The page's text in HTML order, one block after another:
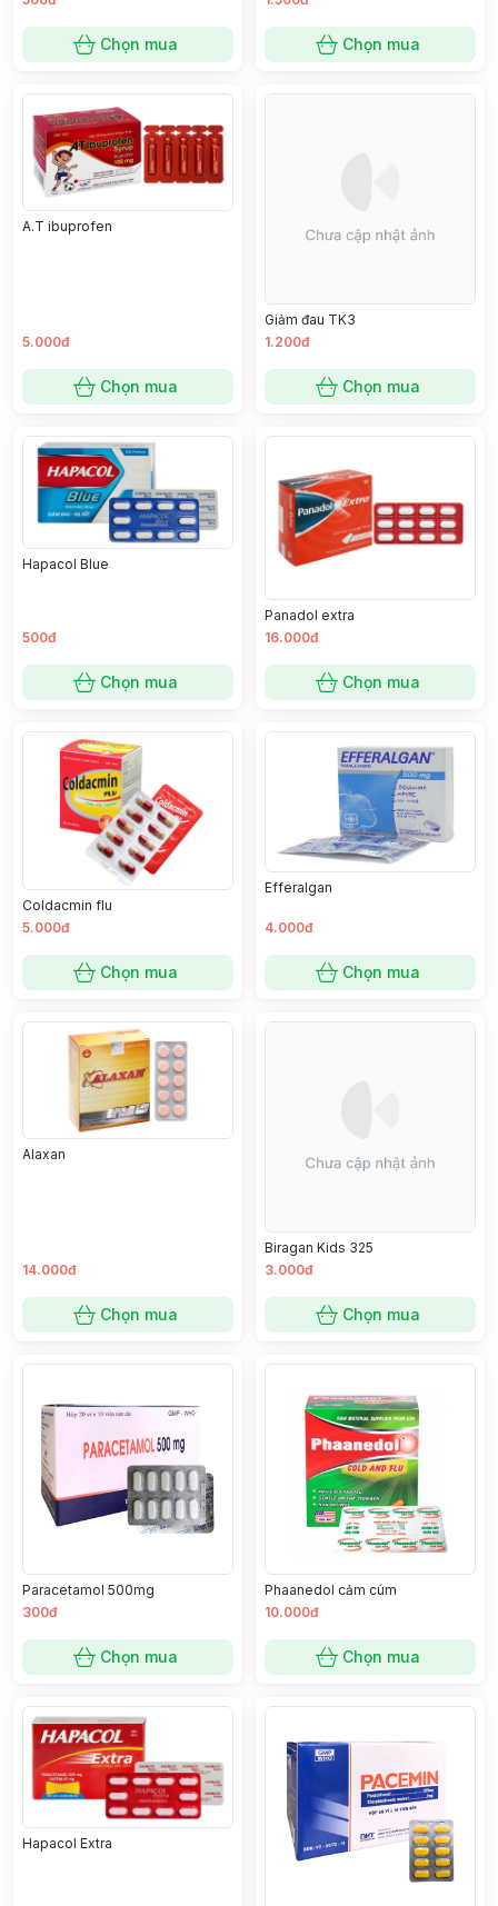
Chọn mua Chọn mua
A.T ibuprofen
5.000đ
Chọn mua
Giảm đau TK3
1.200đ
Chọn mua
Hapacol Blue
500đ
Chọn mua
Panadol extra
16.000đ
Chọn mua
Coldacmin flu
5.000đ
Chọn mua
Efferalgan
4.000đ
Chọn mua
Alaxan
14.000đ
Chọn mua
Biragan Kids 325
3.000đ
Chọn mua
Paracetamol 500mg
300đ
Chọn mua
Phaanedol cảm cúm
10.000đ
Chọn mua
Hapacol Extra